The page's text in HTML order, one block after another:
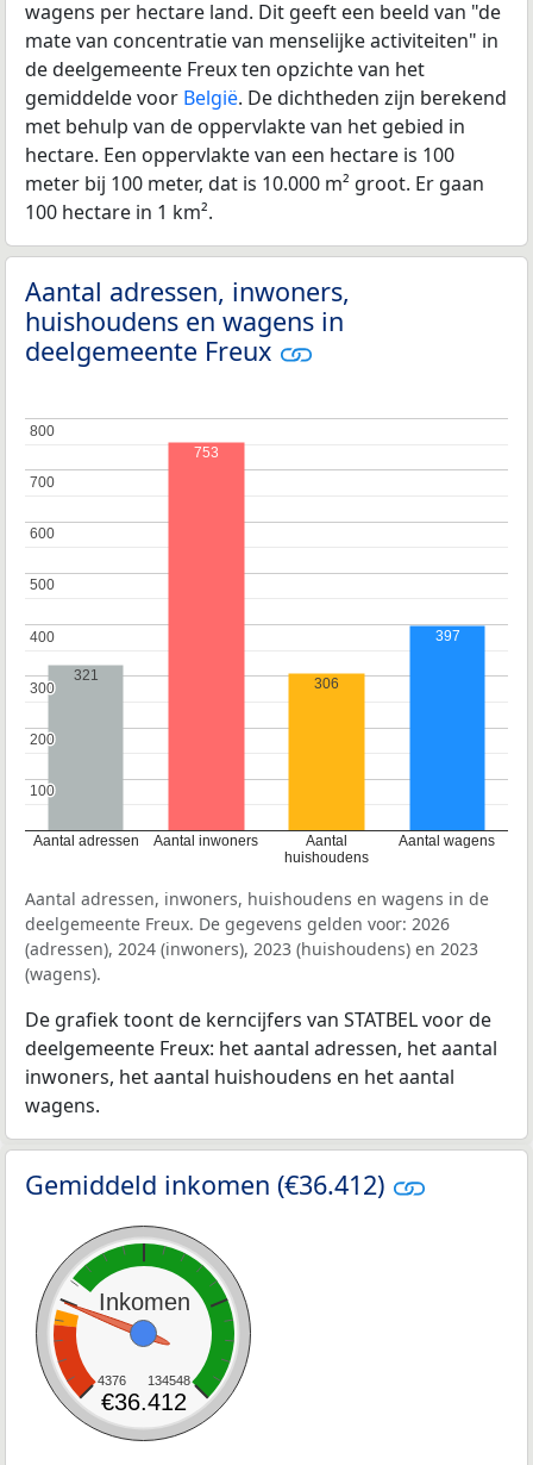
wagens per hectare land. Dit geeft een beeld van "de
mate van concentratie van menselijke activiteiten" in
de deelgemeente Freux ten opzichte van het
gemiddelde voor België. De dichtheden zijn berekend
met behulp van de oppervlakte van het gebied in
hectare. Een oppervlakte van een hectare is 100
meter bij 100 meter, dat is 10.000 m² groot. Er gaan
100 hectare in 1 km².
Aantal adressen, inwoners,
huishoudens en wagens in
deelgemeente Freux
Aantal adressen Aantal inwoners
Aantal
huishoudens
Aantal wagens
100
100
200
200
300
300
400
400
500
500
600
600
700
700
800
800
321
753
306
397
Aantal adressen, inwoners, huishoudens en wagens in de
deelgemeente Freux. De gegevens gelden voor: 2026
(adressen), 2024 (inwoners), 2023 (huishoudens) en 2023
(wagens).
De grafiek toont de kerncijfers van STATBEL voor de
deelgemeente Freux: het aantal adressen, het aantal
inwoners, het aantal huishoudens en het aantal
wagens.
Gemiddeld inkomen (€36.412)
Inkomen
4376 134548
€36.412